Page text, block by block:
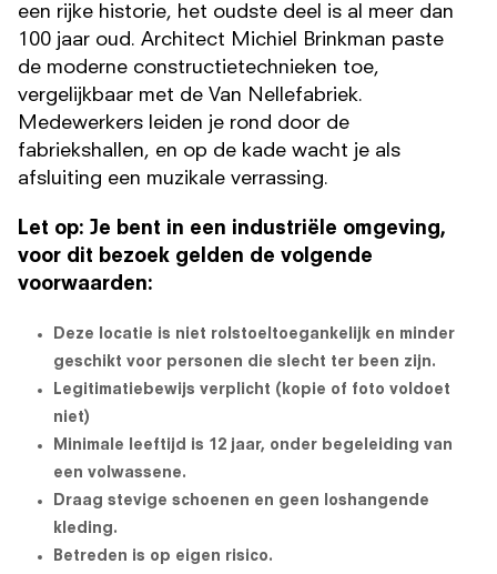
een rijke historie, het oudste deel is al meer dan
100 jaar oud. Architect Michiel Brinkman paste
de moderne constructietechnieken toe,
vergelijkbaar met de Van Nellefabriek.
Medewerkers leiden je rond door de
fabriekshallen, en op de kade wacht je als
afsluiting een muzikale verrassing.
Let op: Je bent in een industriële omgeving,
voor dit bezoek gelden de volgende
voorwaarden:
Deze locatie is niet rolstoeltoegankelijk en minder
geschikt voor personen die slecht ter been zijn.
Legitimatiebewijs verplicht (kopie of foto voldoet
niet)
Minimale leeftijd is 12 jaar, onder begeleiding van
een volwassene.
Draag stevige schoenen en geen loshangende
kleding.
Betreden is op eigen risico.